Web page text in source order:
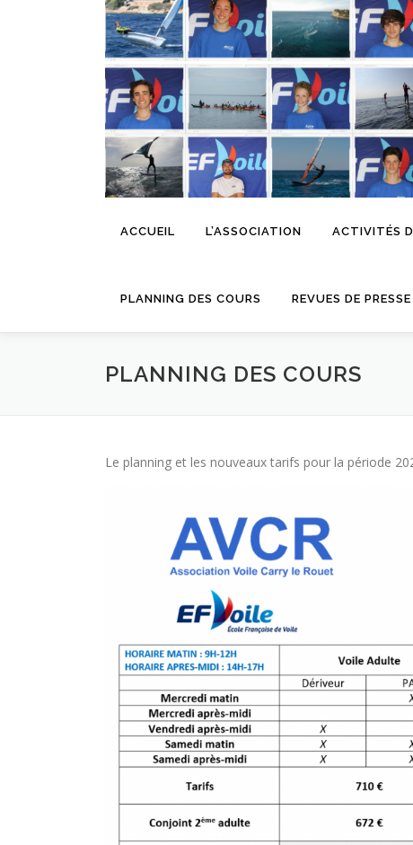
ACCUEIL L’ASSOCIATION ACTIVITÉS
PLANNING DES COURS REVUES DE PRESSE
PLANNING DES COURS
Le planning et les nouveaux tarifs pour la période